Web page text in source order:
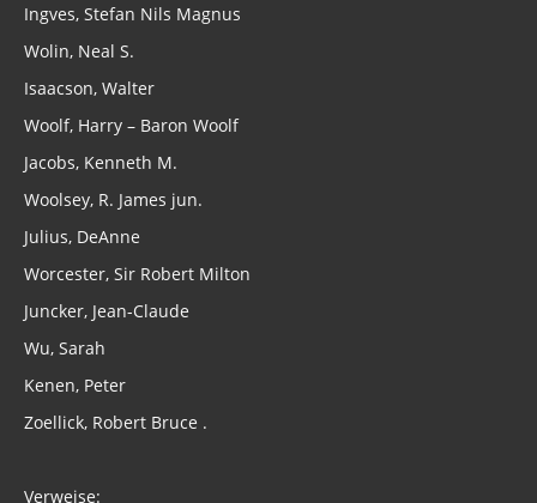
Ingves, Stefan Nils Magnus
Wolin, Neal S.
Isaacson, Walter
Woolf, Harry – Baron Woolf
Jacobs, Kenneth M.
Woolsey, R. James jun.
Julius, DeAnne
Worcester, Sir Robert Milton
Juncker, Jean-Claude
Wu, Sarah
Kenen, Peter
Zoellick, Robert Bruce .
Verweise: